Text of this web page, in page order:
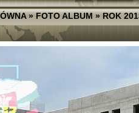
»FOTO ALBUM»ROK